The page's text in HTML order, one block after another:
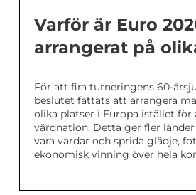
Varför är Euro
arrangerat på
För att fira turneringens 60-
beslutet fattats att arrangera
olika platser i Europa istället för
värdnation. Detta ger fler
vara värdar och sprida glädje,
ekonomisk vinning över hela